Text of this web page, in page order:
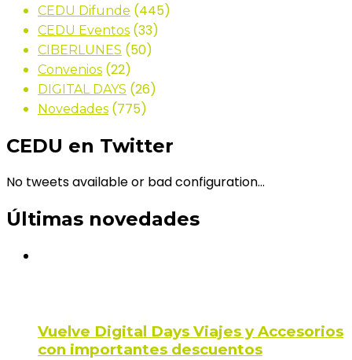
CEDU Difunde (445)
CEDU Eventos (33)
CIBERLUNES (50)
Convenios (22)
DIGITAL DAYS (26)
Novedades (775)
CEDU en Twitter
No tweets available or bad configuration...
Últimas novedades
Vuelve Digital Days Viajes y Accesorios
con importantes descuentos